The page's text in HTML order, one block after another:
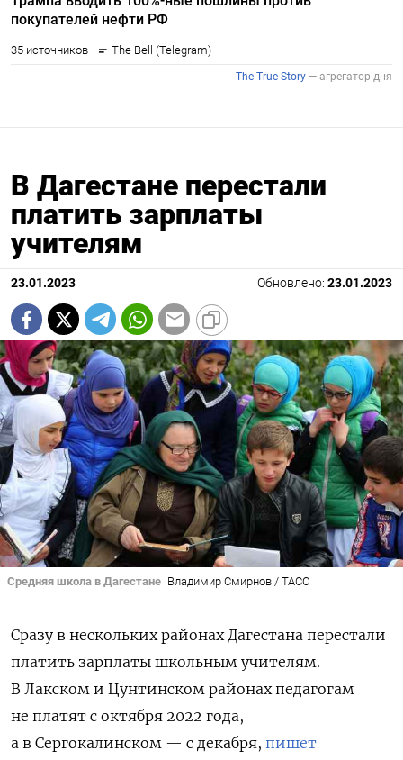
В Дагестане перестали
платить зарплаты
учителям
23.01.2023 Обновлено: 23.01.2023
Средняя школа в Дагестане Владимир Смирнов / ТАСС
Сразу в нескольких районах Дагестана перестали
платить зарплаты школьным учителям.
В Лакском и Цунтинском районах педагогам
не платят с октября 2022 года,
а в Сергокалинском — с декабря, пишет